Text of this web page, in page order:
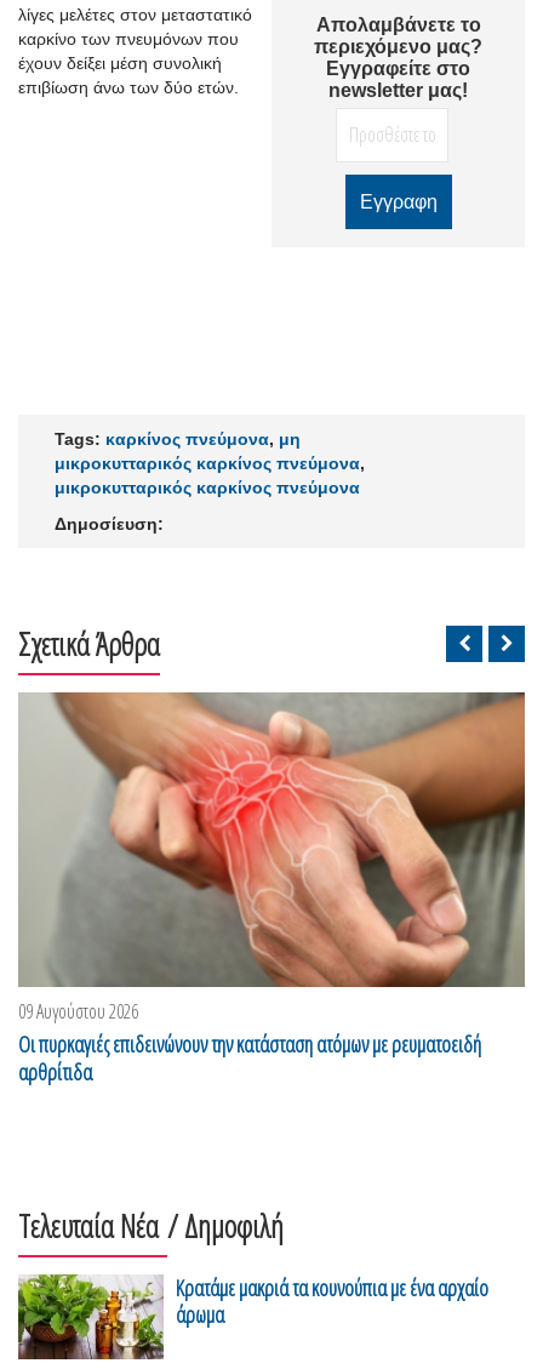
Απολαμβάνετε το
περιεχόμενο μας?
Εγγραφείτε στο
newsletter μας!
λίγες μελέτες στον μεταστατικό
καρκίνο των πνευμόνων που
έχουν δείξει μέση συνολική
επιβίωση άνω των δύο ετών.
Tags: καρκίνος πνεύμονα, μη
μικροκυτταρικός καρκίνος πνεύμονα,
μικροκυτταρικός καρκίνος πνεύμονα
Δημοσίευση:
Σχετικά Άρθρα
09 Αυγούστου 2026
Οι πυρκαγιές επιδεινώνουν την κατάσταση ατόμων με ρευματοειδή
αρθρίτιδα
Τελευταία Νέα/ Δημοφιλή
Κρατάμε μακριά τα κουνούπια με ένα αρχαίο
άρωμα